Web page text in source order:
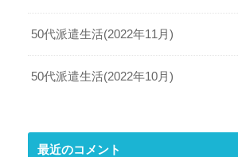
50代派遣生活(2022年11月)
50代派遣生活(2022年10月)
最近のコメント